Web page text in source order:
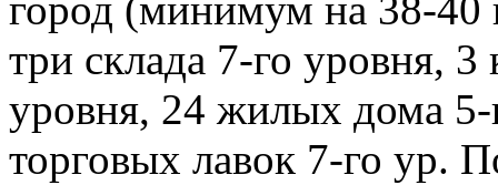
город (минимум на 38-40
три склада 7-го уровня, 3
уровня, 24 жилых дома 5-
торговых лавок 7-го ур.